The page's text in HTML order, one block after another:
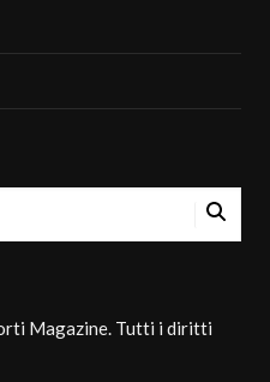
Magazine. Tutti i diritti